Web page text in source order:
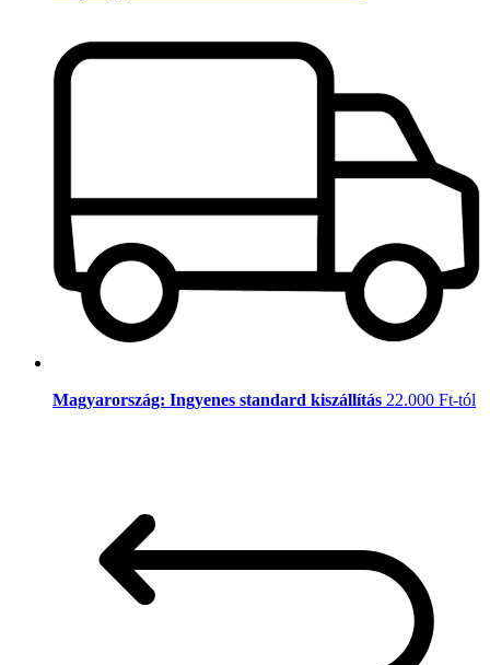
Magyarország: Ingyenes standard kiszállítás 22.000 Ft-tól